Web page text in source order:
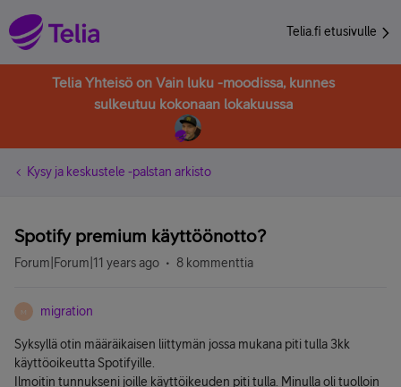
Telia.fi etusivulle
Telia Yhteisö on Vain luku -moodissa, kunnes
sulkeutuu kokonaan lokakuussa
Kysy ja keskustele -palstan arkisto
Spotify premium käyttöönotto?
Forum|Forum|11 years ago 8 kommenttia
M migration
Syksyllä otin määräikaisen liittymän jossa mukana piti tulla 3kk
käyttöoikeutta Spotifyille.
Ilmoitin tunnukseni joille käyttöikeuden piti tulla. Minulla oli tuolloin